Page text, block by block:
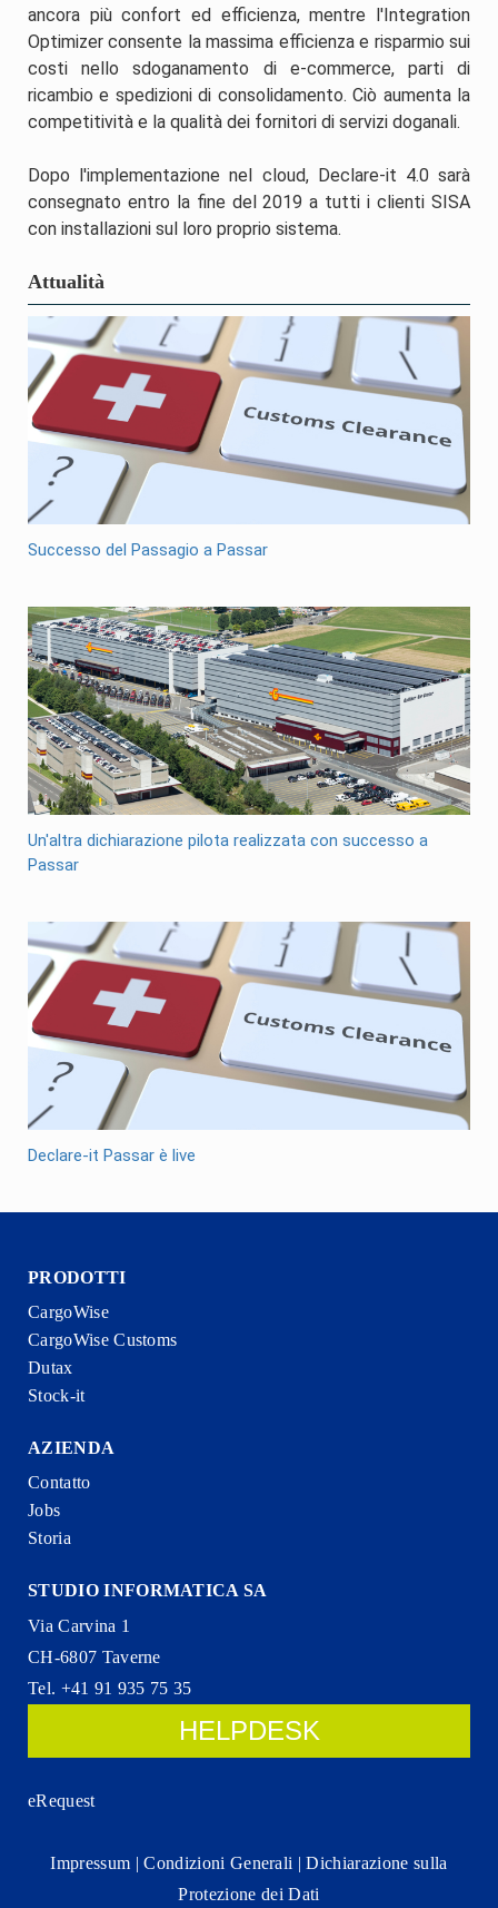
ancora più confort ed efficienza, mentre l'Integration
Optimizer consente la massima efficienza e risparmio sui
costi nello sdoganamento di e-commerce, parti di
ricambio e spedizioni di consolidamento. Ciò aumenta la
competitività e la qualità dei fornitori di servizi doganali.
Dopo l'implementazione nel cloud, Declare-it 4.0 sarà
consegnato entro la fine del 2019 a tutti i clienti SISA
con installazioni sul loro proprio sistema.
Attualità
Successo del Passagio a Passar
Un'altra dichiarazione pilota realizzata con successo a
Passar
Declare-it Passar è live
PRODOTTI
CargoWise
CargoWise Customs
Dutax
Stock-it
AZIENDA
Contatto
Jobs
Storia
STUDIO INFORMATICA SA
Via Carvina 1
CH-6807 Taverne
Tel. +41 91 935 75 35
HELPDESK
eRequest
Impressum |Condizioni Generali |Dichiarazione sulla
Protezione dei Dati